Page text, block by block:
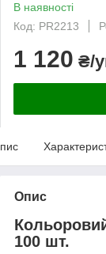
В наявності
Код: PR2213
1 120 ₴/
Опис
100 шт.